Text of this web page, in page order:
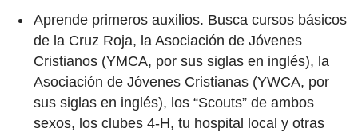
Aprende primeros auxilios. Busca cursos básicos
de la Cruz Roja, la Asociación de Jóvenes
Cristianos (YMCA, por sus siglas en inglés), la
Asociación de Jóvenes Cristianas (YWCA, por
sus siglas en inglés), los “Scouts” de ambos
sexos, los clubes 4-H, tu hospital local y otras